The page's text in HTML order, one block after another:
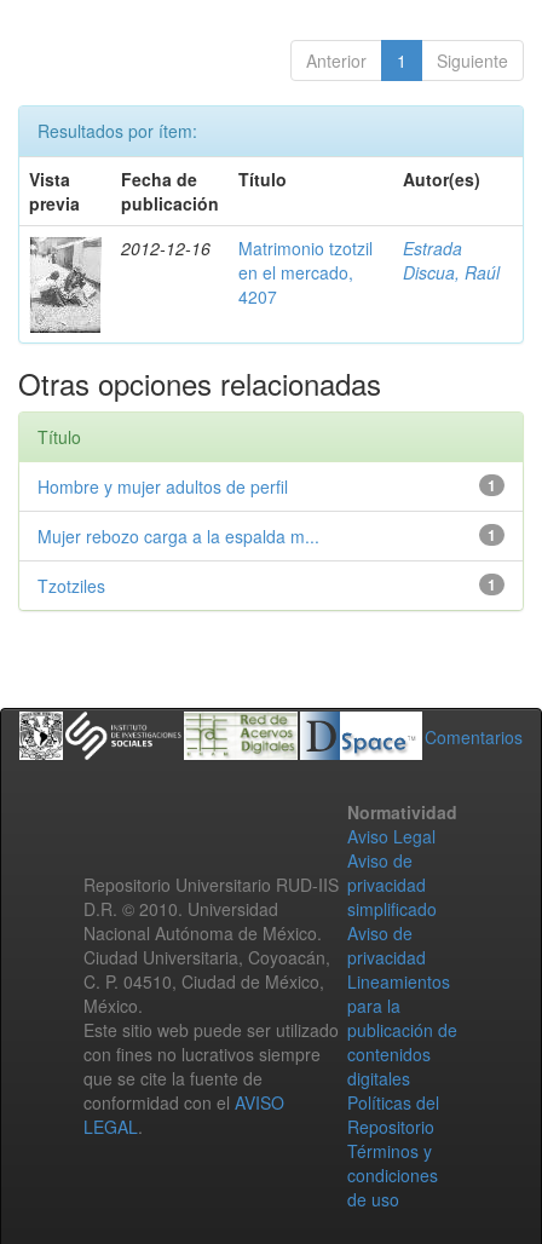
Anterior 1 Siguiente
Resultados por ítem:
Vista
previa
Fecha de
publicación
Título Autor(es)
2012-12-16
Matrimonio tzotzil
en el mercado,
4207
Estrada
Discua, Raúl
Otras opciones relacionadas
Título
1
Hombre y mujer adultos de perfil
1
Mujer rebozo carga a la espalda m...
1
Tzotziles
Comentarios
Repositorio Universitario RUD-IIS
D.R. © 2010. Universidad
Nacional Autónoma de México.
Ciudad Universitaria, Coyoacán,
C. P. 04510, Ciudad de México,
México.
Este sitio web puede ser utilizado
con fines no lucrativos siempre
que se cite la fuente de
conformidad con el AVISO
LEGAL.
Normatividad
Aviso Legal
Aviso de
privacidad
simplificado
Aviso de
privacidad
Lineamientos
para la
publicación de
contenidos
digitales
Políticas del
Repositorio
Términos y
condiciones
de uso